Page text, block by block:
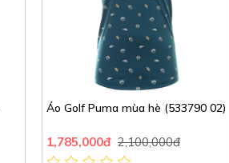
Áo Golf Puma mùa hè (533790 02)
1,785,000đ 2,100,000đ